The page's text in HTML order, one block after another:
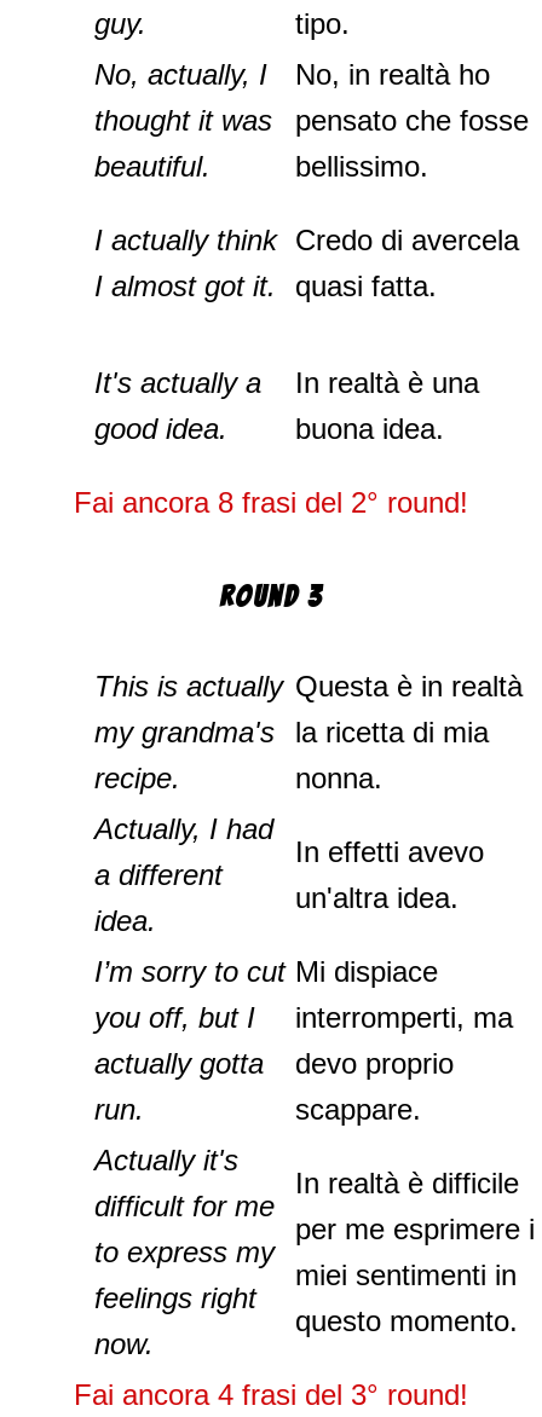
guy.
tipo.
No, actually, I
thought it was
beautiful.
No, in realtà ho
pensato che fosse
bellissimo.
I actually think
I almost got it.
Credo di avercela
quasi fatta.
It's actually a
good idea.
In realtà è una
buona idea.
Fai ancora 8 frasi del 2° round!
Round 3
This is actually
my grandma's
recipe.
Questa è in realtà
la ricetta di mia
nonna.
Actually, I had
a different
idea.
In effetti avevo
un'altra idea.
I’m sorry to cut
you off, but I
actually gotta
run.
Mi dispiace
interromperti, ma
devo proprio
scappare.
Actually it's
difficult for me
to express my
feelings right
now.
In realtà è difficile
per me esprimere i
miei sentimenti in
questo momento.
Fai ancora 4 frasi del 3° round!